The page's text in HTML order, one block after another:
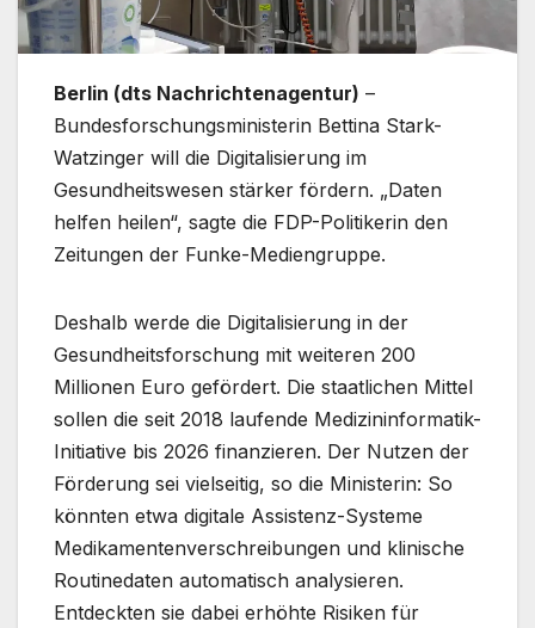
Berlin (dts Nachrichtenagentur) –
Bundesforschungsministerin Bettina Stark-
Watzinger will die Digitalisierung im
Gesundheitswesen stärker fördern. „Daten
helfen heilen“, sagte die FDP-Politikerin den
Zeitungen der Funke-Mediengruppe.
Deshalb werde die Digitalisierung in der
Gesundheitsforschung mit weiteren 200
Millionen Euro gefördert. Die staatlichen Mittel
sollen die seit 2018 laufende Medizininformatik-
Initiative bis 2026 finanzieren. Der Nutzen der
Förderung sei vielseitig, so die Ministerin: So
könnten etwa digitale Assistenz-Systeme
Medikamentenverschreibungen und klinische
Routinedaten automatisch analysieren.
Entdeckten sie dabei erhöhte Risiken für